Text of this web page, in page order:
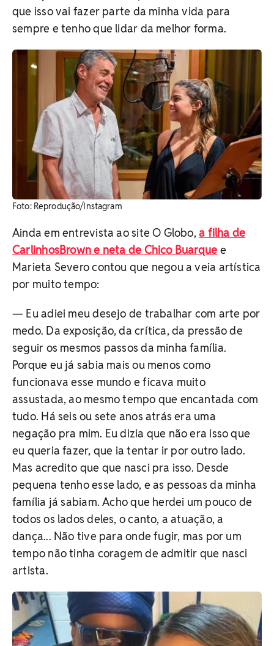
que isso vai fazer parte da minha vida para
sempre e tenho que lidar da melhor forma.
Foto: Reprodução/Instagram
Ainda em entrevista ao site O Globo,a filha de
CarlinhosBrown e neta de Chico Buarque e
Marieta Severo contou que negou a veia artística
por muito tempo:
— Eu adiei meu desejo de trabalhar com arte por
medo. Da exposição, da crítica, da pressão de
seguir os mesmos passos da minha família.
Porque eu já sabia mais ou menos como
funcionava esse mundo e ficava muito
assustada, ao mesmo tempo que encantada com
tudo. Há seis ou sete anos atrás era uma
negação pra mim. Eu dizia que não era isso que
eu queria fazer, que ia tentar ir por outro lado.
Mas acredito que que nasci pra isso. Desde
pequena tenho esse lado, e as pessoas da minha
família já sabiam. Acho que herdei um pouco de
todos os lados deles, o canto, a atuação, a
dança... Não tive para onde fugir, mas por um
tempo não tinha coragem de admitir que nasci
artista.